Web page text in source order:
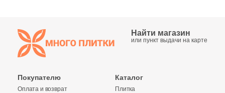
24x41.6 (4 )
24.8x29.8 (
24x60 (1)
Найти магазин
или пункт выдачи на карте
Покупателю
Оплата и возврат
Каталог
Плитка